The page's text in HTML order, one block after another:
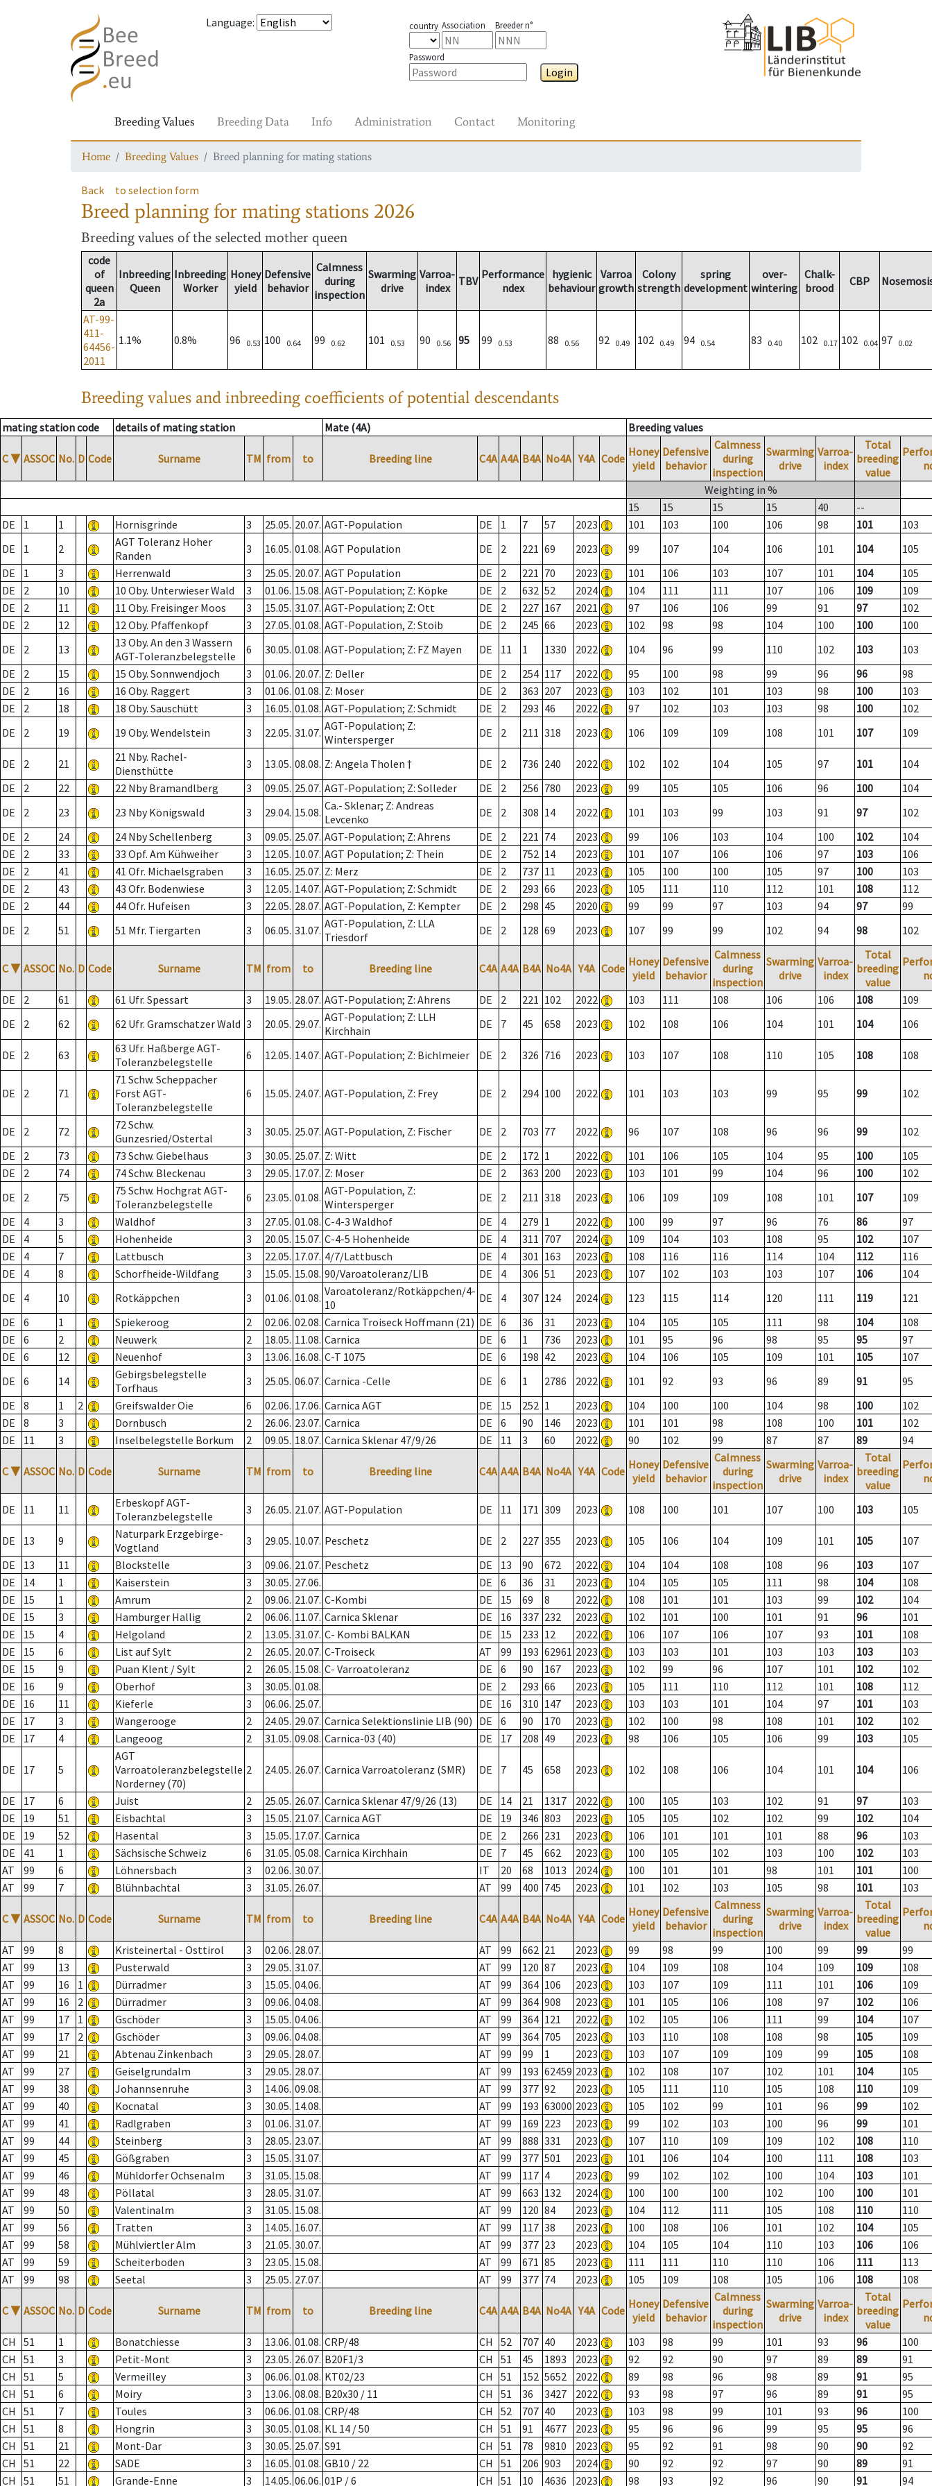
Language: country Association Breeder n°
Password
Login
Breeding Values Breeding Data Info Administration Contact Monitoring
Home Breeding Values Breed planning for mating stations
Back to selection form
Breed planning for mating stations 2026
Breeding values of the selected mother queen
code
of
queen
2a
Inbreeding
Queen
Inbreeding
Worker
Honey
yield
Defensive
behavior
Calmness
during
inspection
Swarming
drive
Varroa-
index
TBV Performance
ndex
hygienic
behaviour
Varroa
growth
Colony
strength
spring
development
over-
wintering
Chalk-
brood
CBP
AT-99-
411-
64456-
2011
1.1% 0.8% 96 0.53 100 0.64 99 0.62 101 0.53 90 0.56 95 99 0.53 88 0.56 92 0.49 102 0.49 94 0.54 83 0.40 102 0.17 102 0.04 97 0.02
Breeding values and inbreeding coefficients of potential descendants
mating station code details of mating station Mate (4A) Breeding values
C ▼ ASSOC No. D Code Surname TM from to Breeding line C4A A4A B4A No4A Y4A Code Honey
yield
Defensive
behavior
Calmness
during
inspection
Swarming
drive
Varroa-
index
Total
breeding
value
Weighting in %
15
15 15 15 40
--
DE
1 1 Hornisgrinde 3 25.05. 20.07. AGT-Population DE 1 7 57 2023 101 103 100 106 98 101
103
DE
1 2
AGT Toleranz Hoher
Randen
3 16.05. 01.08. AGT Population DE 2 221 69 2023 99 107 104 106 101 104
105
DE
1 3 Herrenwald 3 25.05. 20.07. AGT Population DE 2 221 70 2023 101 106 103 107 101 104
105
DE
2 10 10 Oby. Unterwieser Wald 3 01.06. 15.08. AGT-Population; Z: Köpke DE 2 632 52 2024 104 111 111 107 106 109
109
DE
2 11 11 Oby. Freisinger Moos 3 15.05. 31.07. AGT-Population; Z: Ott DE 2 227 167 2021 97 106 106 99 91 97
102
DE
2 12 12 Oby. Pfaffenkopf 3 27.05. 01.08. AGT-Population, Z: Stoib DE 2 245 66 2023 102 98 98 104 100 100
100
DE
2 13
13 Oby. An den 3 Wassern
AGT-Toleranzbelegstelle
6 30.05. 01.08. AGT-Population; Z: FZ Mayen DE 11 1 1330 2022 104 96 99 110 102 103
103
DE
2 15 15 Oby. Sonnwendjoch 3 01.06. 20.07. Z: Deller DE 2 254 117 2022 95 100 98 99 96 96
98
DE
2 16 16 Oby. Raggert 3 01.06. 01.08. Z: Moser DE 2 363 207 2023 103 102 101 103 98 100
103
DE
2 18 18 Oby. Sauschütt 3 16.05. 01.08. AGT-Population; Z: Schmidt DE 2 293 46 2022 97 102 103 103 98 100
102
DE
2 19 19 Oby. Wendelstein 3 22.05. 31.07. AGT-Population; Z:
Wintersperger
DE 2 211 318 2023 106 109 109 108 101 107 109
DE 2 21
21 Nby. Rachel-
Diensthütte
3 13.05. 08.08. Z: Angela Tholen † DE 2 736 240 2022 102 102 104 105 97 101
104
DE
2 22 22 Nby Bramandlberg 3 09.05. 25.07. AGT-Population; Z: Solleder DE 2 256 780 2023 99 105 105 106 96 100
104
DE
2 23 23 Nby Königswald 3 29.04. 15.08. Ca.- Sklenar; Z: Andreas
Levcenko
DE 2 308 14 2022 101 103 99 103 91 97
102
DE
2 24 24 Nby Schellenberg 3 09.05. 25.07. AGT-Population; Z: Ahrens DE 2 221 74 2023 99 106 103 104 100 102
104
DE
2 33 33 Opf. Am Kühweiher 3 12.05. 10.07. AGT Population; Z: Thein DE 2 752 14 2023 101 107 106 106 97 103
106
DE
2 41 41 Ofr. Michaelsgraben 3 16.05. 25.07. Z: Merz DE 2 737 11 2023 105 100 100 105 97 100
103
DE
2 43 43 Ofr. Bodenwiese 3 12.05. 14.07. AGT-Population; Z: Schmidt DE 2 293 66 2023 105 111 110 112 101 108
112
DE
2 44 44 Ofr. Hufeisen 3 22.05. 28.07. AGT-Population, Z: Kempter DE 2 298 45 2020 99 99 97 103 94 97
99
DE
2 51 51 Mfr. Tiergarten 3 06.05. 31.07. AGT-Population, Z: LLA
Triesdorf
DE 2 128 69 2023 107 99 99 102 94 98 102
C ▼ ASSOC No. D Code Surname TM from to Breeding line C4A A4A B4A No4A Y4A Code Honey
yield
Defensive
behavior
Calmness
during
inspection
Swarming
drive
Varroa-
index
Total
breeding
value
DE
2 61 61 Ufr. Spessart 3 19.05. 28.07. AGT-Population; Z: Ahrens DE 2 221 102 2022 103 111 108 106 106 108
109
DE
2 62 62 Ufr. Gramschatzer Wald 3 20.05. 29.07. AGT-Population; Z: LLH
Kirchhain
DE 7 45 658 2023 102 108 106 104 101 104 106
DE 2 63
63 Ufr. Haßberge AGT-
Toleranzbelegstelle
6 12.05. 14.07. AGT-Population; Z: Bichlmeier DE 2 326 716 2023 103 107 108 110 105 108 108
DE 2 71
71 Schw. Scheppacher
Forst AGT-
Toleranzbelegstelle
6 15.05. 24.07. AGT-Population, Z: Frey DE 2 294 100 2022 101 103 103 99 95 99 102
DE 2 72
72 Schw.
Gunzesried/Ostertal
3 30.05. 25.07. AGT-Population, Z: Fischer DE 2 703 77 2022 96 107 108 96 96 99
102
DE
2 73 73 Schw. Giebelhaus 3 30.05. 25.07. Z: Witt DE 2 172 1 2022 101 106 105 104 95 100
105
DE
2 74 74 Schw. Bleckenau 3 29.05. 17.07. Z: Moser DE 2 363 200 2023 103 101 99 104 96 100
102
DE
2 75
75 Schw. Hochgrat AGT-
Toleranzbelegstelle
6 23.05. 01.08. AGT-Population, Z:
Wintersperger
DE 2 211 318 2023 106 109 109 108 101 107
109
DE
4 3 Waldhof 3 27.05. 01.08. C-4-3 Waldhof DE 4 279 1 2022 100 99 97 96 76 86
97
DE
4 5 Hohenheide 3 20.05. 15.07. C-4-5 Hohenheide DE 4 311 707 2024 109 104 103 108 95 102
107
DE
4 7 Lattbusch 3 22.05. 17.07. 4/7/Lattbusch DE 4 301 163 2023 108 116 116 114 104 112
116
DE
4 8 Schorfheide-Wildfang 3 15.05. 15.08. 90/Varoatoleranz/LIB DE 4 306 51 2023 107 102 103 103 107 106
104
DE
4 10 Rotkäppchen 3 01.06. 01.08. Varoatoleranz/Rotkäppchen/4-
10
DE 4 307 124 2024 123 115 114 120 111 119
121
DE
6 1 Spiekeroog 2 02.06. 02.08. Carnica Troiseck Hoffmann (21) DE 6 36 31 2023 104 105 105 111 98 104
108
DE
6 2 Neuwerk 2 18.05. 11.08. Carnica DE 6 1 736 2023 101 95 96 98 95 95
97
DE
6 12 Neuenhof 3 13.06. 16.08. C-T 1075 DE 6 198 42 2023 104 106 105 109 101 105
107
DE
6 14
Gebirgsbelegstelle
Torfhaus
3 25.05. 06.07. Carnica -Celle DE 6 1 2786 2022 101 92 93 96 89 91
95
DE
8 1 2 Greifswalder Oie 6 02.06. 17.06. Carnica AGT DE 15 252 1 2023 104 100 100 104 98 100
102
DE
8 3 Dornbusch 2 26.06. 23.07. Carnica DE 6 90 146 2023 101 101 98 108 100 101
102
DE
11 3 Inselbelegstelle Borkum 2 09.05. 18.07. Carnica Sklenar 47/9/26 DE 11 3 60 2022 90 102 99 87 87 89 94
C ▼ ASSOC No. D Code Surname TM from to Breeding line C4A A4A B4A No4A Y4A Code Honey
yield
Defensive
behavior
Calmness
during
inspection
Swarming
drive
Varroa-
index
Total
breeding
value
DE 11 11
Erbeskopf AGT-
Toleranzbelegstelle
3 26.05. 21.07. AGT-Population DE 11 171 309 2023 108 100 101 107 100 103 105
DE 13 9
Naturpark Erzgebirge-
Vogtland
3 29.05. 10.07. Peschetz DE 2 227 355 2023 105 106 104 109 101 105
107
DE
13 11 Blockstelle 3 09.06. 21.07. Peschetz DE 13 90 672 2022 104 104 108 108 96 103
107
DE
14 1 Kaiserstein 3 30.05. 27.06. DE 6 36 31 2023 104 105 105 111 98 104
108
DE
15 1 Amrum 2 09.06. 21.07. C-Kombi DE 15 69 8 2022 108 101 101 103 99 102
104
DE
15 3 Hamburger Hallig 2 06.06. 11.07. Carnica Sklenar DE 16 337 232 2023 102 101 100 101 91 96
101
DE
15 4 Helgoland 2 13.05. 31.07. C- Kombi BALKAN DE 15 233 12 2022 106 107 106 107 93 101
108
DE
15 6 List auf Sylt 2 26.05. 20.07. C-Troiseck AT 99 193 62961 2023 103 103 101 103 103 103
103
DE
15 9 Puan Klent / Sylt 2 26.05. 15.08. C- Varroatoleranz DE 6 90 167 2023 102 99 96 107 101 102
102
DE
16 9 Oberhof 3 30.05. 01.08. DE 2 293 66 2023 105 111 110 112 101 108
112
DE
16 11 Kieferle 3 06.06. 25.07. DE 16 310 147 2023 103 103 101 104 97 101
103
DE
17 3 Wangerooge 2 24.05. 29.07. Carnica Selektionslinie LIB (90) DE 6 90 170 2023 102 100 98 108 101 102
102
DE
17 4 Langeoog 2 31.05. 09.08. Carnica-03 (40) DE 17 208 49 2023 98 106 105 106 99 103 105
DE 17 5
AGT
Varroatoleranzbelegstelle
Norderney (70)
2 24.05. 26.07. Carnica Varroatoleranz (SMR) DE 7 45 658 2023 102 108 106 104 101 104 106
DE 17 6 Juist 2 25.05. 26.07. Carnica Sklenar 47/9/26 (13) DE 14 21 1317 2022 100 105 103 102 91 97
103
DE
19 51 Eisbachtal 3 15.05. 21.07. Carnica AGT DE 19 346 803 2023 105 105 102 102 99 102
104
DE
19 52 Hasental 3 15.05. 17.07. Carnica DE 2 266 231 2023 106 101 101 101 88 96
103
DE
41 1 Sächsische Schweiz 6 31.05. 05.08. Carnica Kirchhain DE 7 45 662 2023 100 105 102 103 100 102
103
AT
99 6 Löhnersbach 3 02.06. 30.07. IT 20 68 1013 2024 100 101 101 98 101 101
100
AT
99 7 Blühnbachtal 3 31.05. 26.07. AT 99 400 745 2023 101 102 103 105 98 101 103
C ▼ ASSOC No. D Code Surname TM from to Breeding line C4A A4A B4A No4A Y4A Code Honey
yield
Defensive
behavior
Calmness
during
inspection
Swarming
drive
Varroa-
index
Total
breeding
value
AT
99 8 Kristeinertal - Osttirol 3 02.06. 28.07. AT 99 662 21 2023 99 98 99 100 99 99
99
AT
99 13 Pusterwald 3 29.05. 31.07. AT 99 120 87 2023 104 109 108 104 109 109
108
AT
99 16 1 Dürradmer 3 15.05. 04.06. AT 99 364 106 2023 103 107 109 111 101 106
109
AT
99 16 2 Dürradmer 3 09.06. 04.08. AT 99 364 908 2023 101 105 106 108 97 102
106
AT
99 17 1 Gschöder 3 15.05. 04.06. AT 99 364 121 2022 102 105 106 111 99 104
107
AT
99 17 2 Gschöder 3 09.06. 04.08. AT 99 364 705 2023 103 110 108 108 98 105
109
AT
99 21 Abtenau Zinkenbach 3 29.05. 28.07. AT 99 99 1 2023 103 107 109 109 99 105
108
AT
99 27 Geiselgrundalm 3 29.05. 28.07. AT 99 193 62459 2023 102 108 107 102 101 104
105
AT
99 38 Johannsenruhe 3 14.06. 09.08. AT 99 377 92 2023 105 111 110 105 108 110
109
AT
99 40 Kocnatal 3 30.05. 14.08. AT 99 193 63000 2023 105 102 99 101 96 99
102
AT
99 41 Radlgraben 3 01.06. 31.07. AT 99 169 223 2023 99 102 103 100 96 99
101
AT
99 44 Steinberg 3 28.05. 23.07. AT 99 888 331 2023 107 110 109 109 102 108
110
AT
99 45 Gößgraben 3 15.05. 31.07. AT 99 377 501 2023 101 106 104 100 111 108
103
AT
99 46 Mühldorfer Ochsenalm 3 31.05. 15.08. AT 99 117 4 2023 99 102 102 100 104 103
101
AT
99 48 Pöllatal 3 28.05. 31.07. AT 99 663 132 2024 100 100 100 102 100 100
101
AT
99 50 Valentinalm 3 31.05. 15.08. AT 99 120 84 2023 104 112 111 105 108 110
110
AT
99 56 Tratten 3 14.05. 16.07. AT 99 117 38 2023 100 108 106 101 102 104
105
AT
99 58 Mühlviertler Alm 3 21.05. 30.07. AT 99 377 23 2023 104 105 104 110 103 106
106
AT
99 59 Scheiterboden 3 23.05. 15.08. AT 99 671 85 2023 111 111 110 110 106 111
113
AT
99 98 Seetal 3 25.05. 27.07. AT 99 377 74 2023 105 109 108 105 106 108 108
C ▼ ASSOC No. D Code Surname TM from to Breeding line C4A A4A B4A No4A Y4A Code Honey
yield
Defensive
behavior
Calmness
during
inspection
Swarming
drive
Varroa-
index
Total
breeding
value
CH
51 1 Bonatchiesse 3 13.06. 01.08. CRP/48 CH 52 707 40 2023 103 98 99 101 93 96
100
CH
51 3 Petit-Mont 3 23.05. 26.07. B20F1/3 CH 51 45 1893 2023 92 92 90 97 89 89
91
CH
51 5 Vermeilley 3 06.06. 01.08. KT02/23 CH 51 152 5652 2022 89 98 96 98 89 91
95
CH
51 6 Moiry 3 13.06. 08.08. B20x30 / 11 CH 51 36 3427 2022 93 98 97 96 89 91
95
CH
51 7 Toules 3 06.06. 01.08. CRP/48 CH 52 707 40 2023 103 98 99 101 93 96
100
CH
51 8 Hongrin 3 30.05. 01.08. KL 14 / 50 CH 51 91 4677 2023 95 96 96 99 95 95
96
CH
51 21 Mont-Dar 3 30.05. 25.07. S91 CH 51 78 9810 2023 95 92 91 98 90 90
92
CH
51 22 SADE 3 16.05. 01.08. GB10 / 22 CH 51 206 903 2024 90 92 92 97 90 89
91
CH
51 51 Grande-Enne 3 14.05. 06.06. 01P / 6 CH 51 10 4636 2023 98 93 92 96 90 91 94